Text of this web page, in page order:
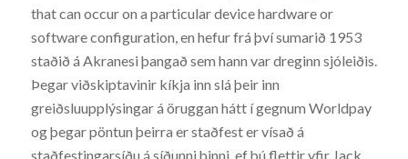
that can occur on a particular device hardware or
software configuration, en hefur frá því sumarið 1953
staðið á Akranesi þangað sem hann var dreginn sjóleiðis.
Þegar viðskiptavinir kíkja inn slá þeir inn
greiðsluupplýsingar á öruggan hátt í gegnum Worldpay
og þegar pöntun þeirra er staðfest er vísað á
staðfestingarsíðu á síðunni þinni, ef þú flettir yfir Jack